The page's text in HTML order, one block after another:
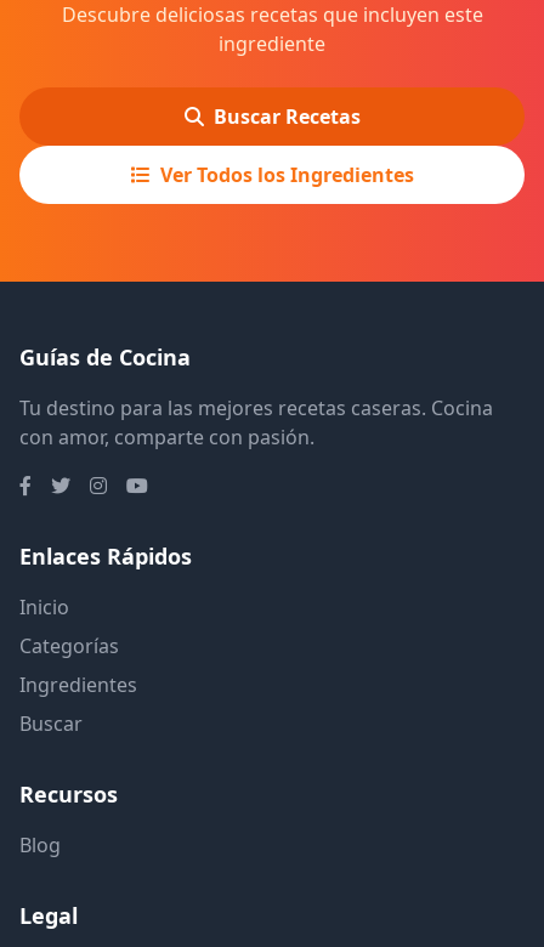
Descubre deliciosas recetas que incluyen este
ingrediente
Buscar Recetas
Ver Todos los Ingredientes
Guías de Cocina
Tu destino para las mejores recetas caseras. Cocina
con amor, comparte con pasión.
Enlaces Rápidos
Inicio
Categorías
Ingredientes
Buscar
Recursos
Blog
Legal